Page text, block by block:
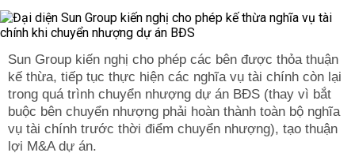
Sun Group kiến nghị cho phép các bên được thỏa thuận
kế thừa, tiếp tục thực hiện các nghĩa vụ tài chính còn lại
trong quá trình chuyển nhượng dự án BĐS (thay vì bắt
buộc bên chuyển nhượng phải hoàn thành toàn bộ nghĩa
vụ tài chính trước thời điểm chuyển nhượng), tạo thuận
lợi M&A dự án.